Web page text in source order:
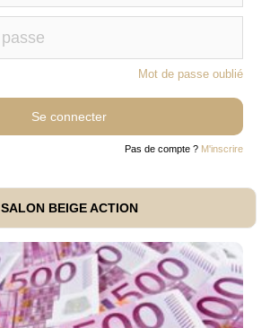
Mot de passe oublié
Pas de compte ? M'inscrire
SALON BEIGE ACTION